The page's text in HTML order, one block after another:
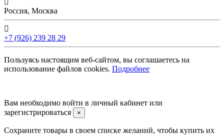
Россия, Москва
+7 (926) 239 28 29
Пользуясь настоящим веб-сайтом, вы соглашаетесь на
использование файлов cookies. Подробнее
Вам необходимо войти в личный кабинет или
зарегистрироваться
×
Сохраните товары в своем списке желаний, чтобы купить их